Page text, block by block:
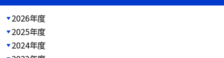
2026年度
2025年度
2024年度